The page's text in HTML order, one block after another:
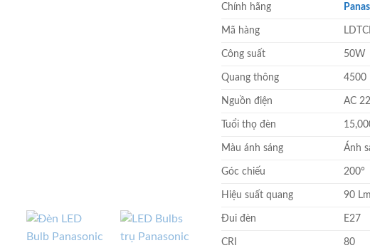
Chính hãng
Mã hàng
Công suất 50W
Quang thông 4500
Nguồn điện AC
Tuổi thọ đèn
Màu ánh sáng Ánh
Góc chiếu 200°
Hiệu suất quang 90
Đui đèn E27
CRI 80